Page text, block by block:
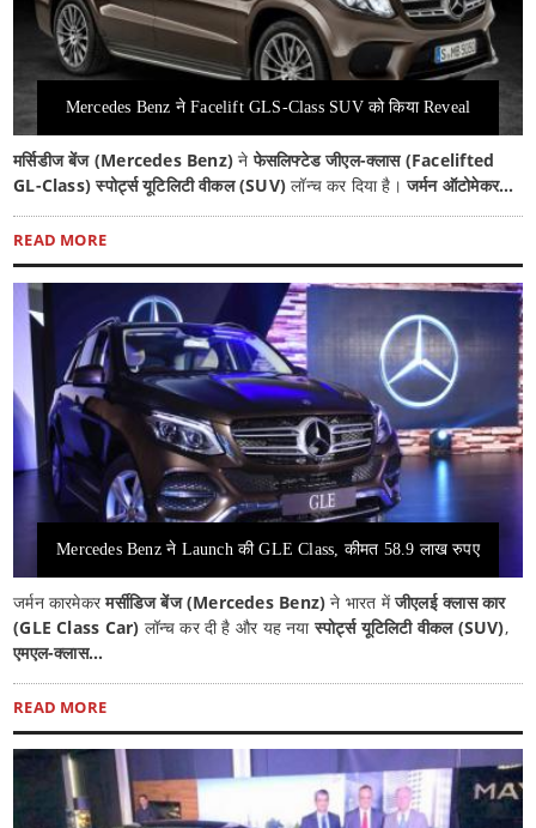
Mercedes Benz ने Facelift GLS-Class SUV को किया Reveal
मर्सिडीज बेंज (Mercedes Benz) नेफेसलिफ्टेड जीएल-क्लास (Facelifted
GL-Class) स्पोर्ट्स यूटिलिटी वीकल (SUV)लॉन्च कर दिया है।जर्मन ऑटोमेकर...
READ MORE
Mercedes Benz ने Launch की GLE Class, कीमत 58.9 लाख रुपए
जर्मन कारमेकरमर्सीडिज बेंज (Mercedes Benz) ने भारत मेंजीएलई क्लास कार
(GLE Class Car) लॉन्च कर दी है और यह नयास्पोर्ट्स यूटिलिटी वीकल (SUV),
एमएल-क्लास...
READ MORE